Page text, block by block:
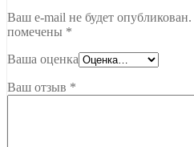
Ваш e-mail не будет опубликован.
помечены *
Ваша оценка
Ваш отзыв *